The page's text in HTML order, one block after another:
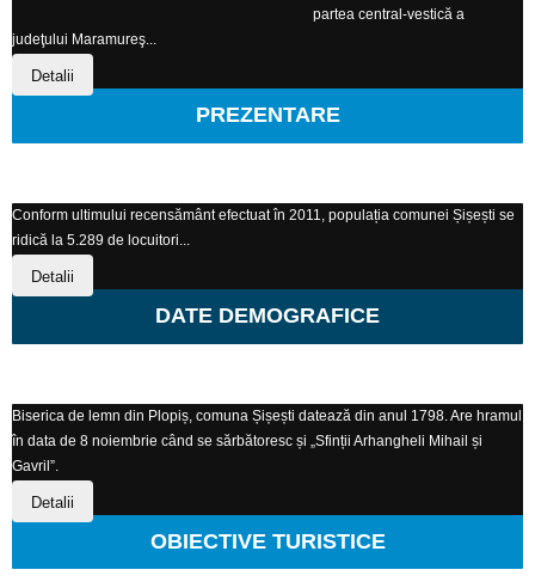
partea central-vestică a
judeţului Maramureş...
Detalii
PREZENTARE
Conform ultimului recensământ efectuat în 2011, populația comunei Șișești se
ridică la 5.289 de locuitori...
Detalii
DATE DEMOGRAFICE
Biserica de lemn din Plopiș, comuna Șișești datează din anul 1798. Are hramul
în data de 8 noiembrie când se sărbătoresc și „Sfinții Arhangheli Mihail și
Gavril”.
Detalii
OBIECTIVE TURISTICE